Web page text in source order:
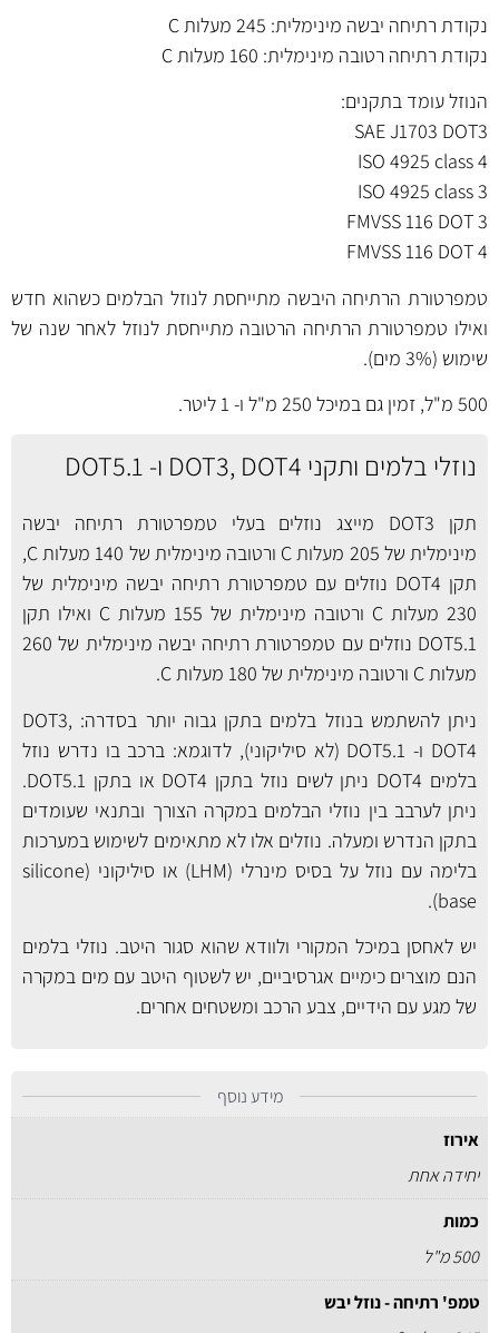
נקודת רתיחה יבשה מינימלית: 245 מעלות C
נקודת רתיחה רטובה מינימלית: 160 מעלות C
הנוזל עומד בתקנים:
SAE J1703 DOT3
ISO 4925 class 4
ISO 4925 class 3
FMVSS 116 DOT 3
FMVSS 116 DOT 4
טמפרטורת הרתיחה היבשה מתייחסת לנוזל הבלמים כשהוא חדש
ואילו טמפרטורת הרתיחה הרטובה מתייחסת לנוזל לאחר שנה של
שימוש (3% מים).
500 מ"ל, זמין גם במיכל
250 מ"ל ו- 1 ליטר .
נוזלי בלמים ותקני DOT3, DOT4 ו- DOT5.1
תקן DOT3 מייצג נוזלים בעלי טמפרטורת רתיחה יבשה
מינימלית של 205 מעלות C ורטובה מינימלית של 140 מעלות C,
תקן DOT4 נוזלים עם טמפרטורת רתיחה יבשה מינימלית של
230 מעלות C ורטובה מינימלית של 155 מעלות C ואילו תקן
DOT5.1 נוזלים עם טמפרטורת רתיחה יבשה מינימלית של 260
מעלות C ורטובה מינימלית של 180 מעלות C.
ניתן להשתמש בנוזל בלמים בתקן גבוה יותר בסדרה: DOT3,
DOT4 ו- DOT5.1 (לא סיליקוני), לדוגמא: ברכב בו נדרש נוזל
בלמים DOT4 ניתן לשים נוזל בתקן DOT4 או בתקן DOT5.1.
ניתן לערבב בין נוזלי הבלמים במקרה הצורך ובתנאי שעומדים
בתקן הנדרש ומעלה. נוזלים אלו לא מתאימים לשימוש במערכות
בלימה עם נוזל על בסיס מינרלי (LHM)
או סיליקוני (silicone
base).
יש לאחסן במיכל המקורי ולוודא שהוא סגור היטב. נוזלי בלמים
הנם מוצרים כימיים אגרסיביים, יש לשטוף היטב עם מים במקרה
של מגע עם הידיים, צבע הרכב ומשטחים אחרים.
מידע נוסף
אירוז
יחידה אחת
כמות
500 מ"ל
טמפ' רתיחה - נוזל יבש